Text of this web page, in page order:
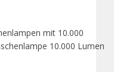
mit 10.000
10.000 Lumen